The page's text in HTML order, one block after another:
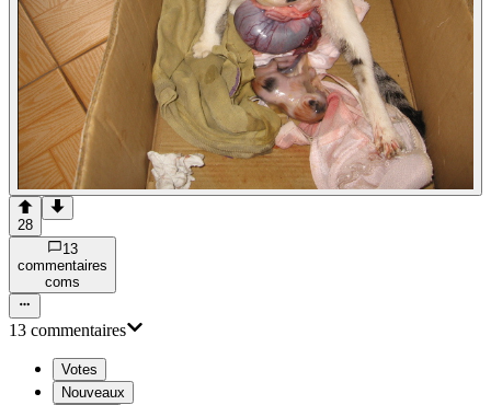
28
13
commentaires
coms
13 commentaires
Votes
Nouveaux